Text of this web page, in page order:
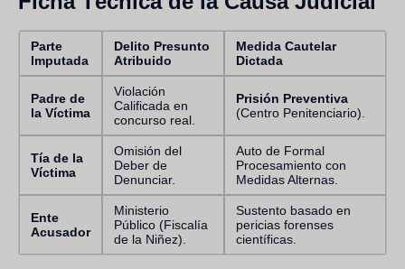
Parte
Imputada
Delito Presunto
Atribuido
Medida Cautelar
Dictada
Padre de
la Víctima
Violación
Calificada en
concurso real.
Prisión Preventiva
(Centro Penitenciario).
Tía de la
Víctima
Omisión del
Deber de
Denunciar.
Auto de Formal
Procesamiento con
Medidas Alternas.
Ente
Acusador
Ministerio
Público (Fiscalía
de la Niñez).
Sustento basado en
pericias forenses
científicas.